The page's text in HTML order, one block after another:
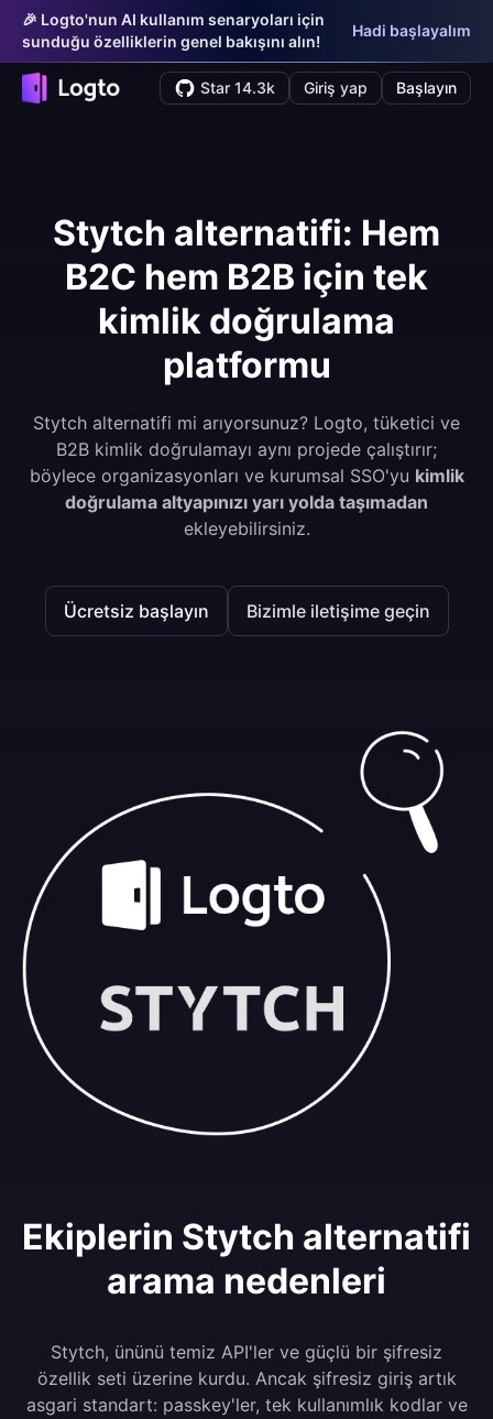
🎉 Logto'nun AI kullanım senaryoları için
sunduğu özelliklerin genel bakışını alın!
Hadi başlayalım
Star 14.3k Giriş yap Başlayın
Stytch alternatifi: Hem
B2C hem B2B için tek
kimlik doğrulama
platformu
Stytch alternatifi mi arıyorsunuz? Logto, tüketici ve
B2B kimlik doğrulamayı aynı projede çalıştırır;
böylece organizasyonları ve kurumsal SSO'yu kimlik
doğrulama altyapınızı yarı yolda taşımadan
ekleyebilirsiniz.
Ücretsiz başlayın Bizimle iletişime geçin
Ekiplerin Stytch alternatifi
arama nedenleri
Stytch, ününü temiz API'ler ve güçlü bir şifresiz
özellik seti üzerine kurdu. Ancak şifresiz giriş artık
asgari standart: passkey'ler, tek kullanımlık kodlar ve